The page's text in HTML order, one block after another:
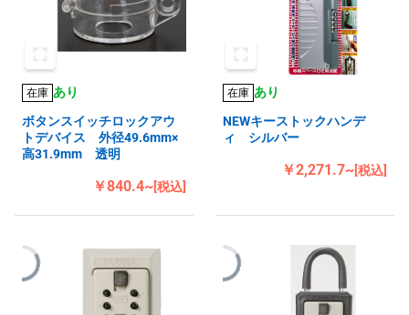
在庫 あり
ボタンスイッチロックアウ
トデバイス 外径49.6mm×
高31.9mm 透明
￥840.4~[税込]
在庫 あり
NEWキーストックハンデ
ィ シルバー
￥2,271.7~[税込]